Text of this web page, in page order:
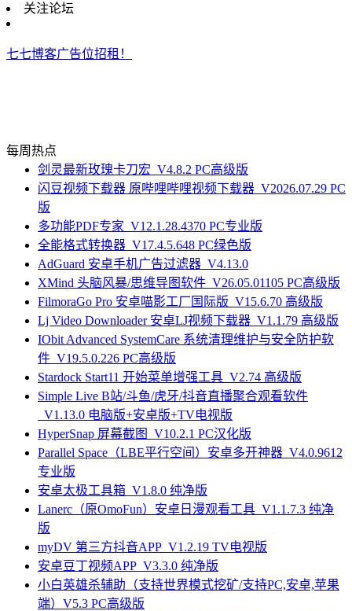
关注论坛
七七博客广告位招租！
每周热点
剑灵最新玫瑰卡刀宏_V4.8.2 PC高级版
闪豆视频下载器 原哔哩哔哩视频下载器_V2026.07.29 PC
版
多功能PDF专家_V12.1.28.4370 PC专业版
全能格式转换器_V17.4.5.648 PC绿色版
AdGuard 安卓手机广告过滤器_V4.13.0
XMind 头脑风暴/思维导图软件_V26.05.01105 PC高级版
FilmoraGo Pro 安卓喵影工厂国际版_V15.6.70 高级版
Lj Video Downloader 安卓LJ视频下载器_V1.1.79 高级版
IObit Advanced SystemCare 系统清理维护与安全防护软
件_V19.5.0.226 PC高级版
Stardock Start11 开始菜单增强工具_V2.74 高级版
Simple Live B站/斗鱼/虎牙/抖音直播聚合观看软件
_V1.13.0 电脑版+安卓版+TV电视版
HyperSnap 屏幕截图_V10.2.1 PC汉化版
Parallel Space（LBE平行空间）安卓多开神器_V4.0.9612
专业版
安卓太极工具箱_V1.8.0 纯净版
Lanerc（原OmoFun）安卓日漫观看工具_V1.1.7.3 纯净
版
myDV 第三方抖音APP_V1.2.19 TV电视版
安卓豆丁视频APP_V3.3.0 纯净版
小白英雄杀辅助（支持世界模式挖矿/支持PC,安卓,苹果
端）V5.3 PC高级版